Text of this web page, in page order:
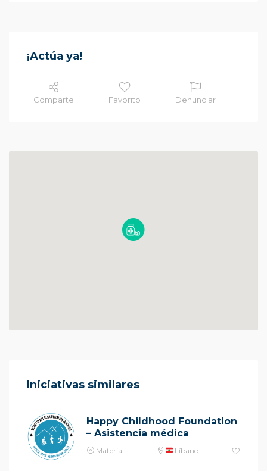
¡Actúa ya!
Comparte Favorito Denunciar
Iniciativas similares
Happy Childhood Foundation
– Asistencia médica
Material Líbano